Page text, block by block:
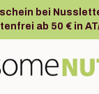
bei
ab 50 € in AT/